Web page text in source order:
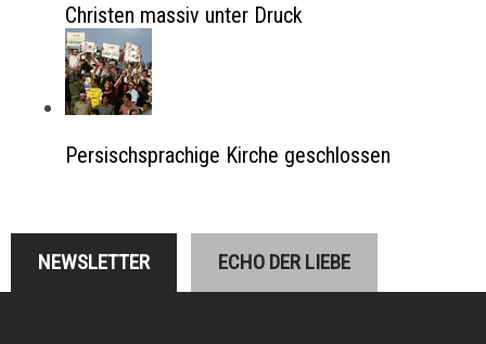
Christen massiv unter Druck
Persischsprachige Kirche geschlossen
NEWSLETTER ECHO DER LIEBE